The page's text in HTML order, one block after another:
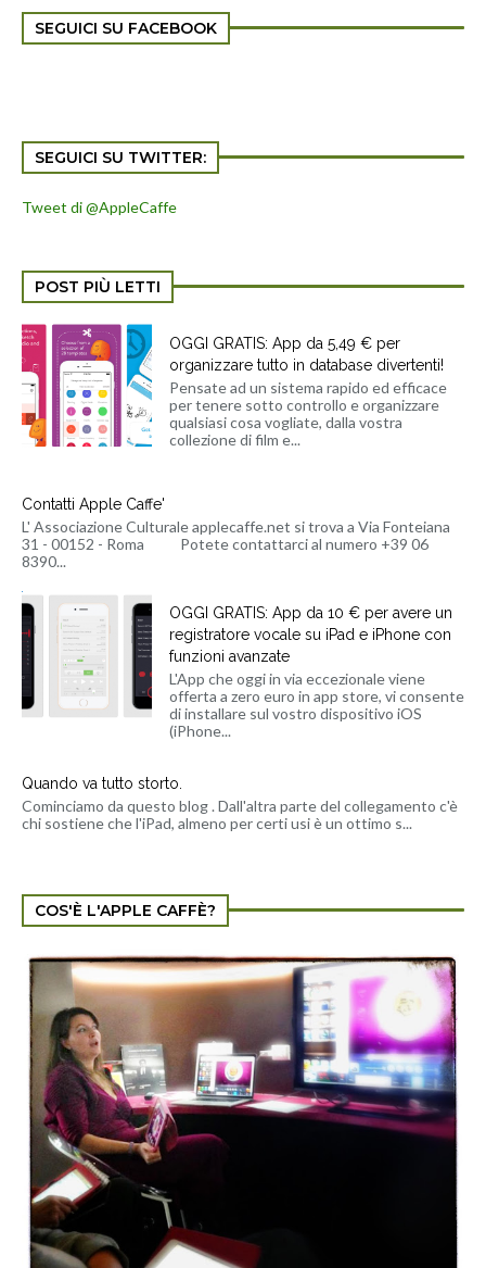
SEGUICI SU FACEBOOK
SEGUICI SU TWITTER:
Tweet di @AppleCaffe
POST PIÙ LETTI
OGGI GRATIS: App da 5,49 € per
organizzare tutto in database divertenti!
Pensate ad un sistema rapido ed efficace
per tenere sotto controllo e organizzare
qualsiasi cosa vogliate, dalla vostra
collezione di film e...
Contatti Apple Caffe'
L' Associazione Culturale applecaffe.net si trova a Via Fonteiana
31 - 00152 - Roma Potete contattarci al numero +39 06
8390...
OGGI GRATIS: App da 10 € per avere un
registratore vocale su iPad e iPhone con
funzioni avanzate
L'App che oggi in via eccezionale viene
offerta a zero euro in app store, vi consente
di installare sul vostro dispositivo iOS
(iPhone...
Quando va tutto storto.
Cominciamo da questo blog . Dall'altra parte del collegamento c'è
chi sostiene che l'iPad, almeno per certi usi è un ottimo s...
COS'È L'APPLE CAFFÈ?